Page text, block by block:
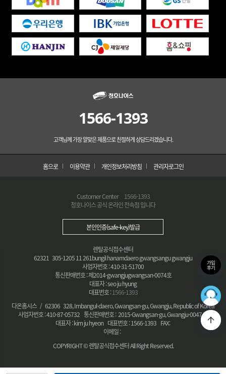
1566-1393
고객님께 가장 알맞은 제품으로 친절하게 상담드리겠습니다.
홈으로 이용약관 개인정보처리방침 관리자로그인
Customer Center
1566-1393
청호나이스 공식 온라인 전속점 입니다
본인인증(safe-key)발급
렌탈공식접수센터
62321 305-1205 11 261bungil hanamdaero gwangsangu gwangju
사업자번호 : 410-31-51700
통신판매번호 : 제2014-gwangjugwangsan-0074호
대표자 : seo ju hyung
대표번호 :1566-1393
다온홈시스 / 62306 328, Imbangul-daero, Gwangsan-gu, Gwangju, Republic of Korea
사업자번호 : 410-87-05732 통신판매번호 : 2015-Gwangsan-gu, Gwangju-0047 호
대표자 : kim ju hyeon 대표번호 : 1566-1393 FAX:
이메일 :
COPYRIGHT © 렌탈공식접수센터 All Right Reserved.
가입
후기
365
최적